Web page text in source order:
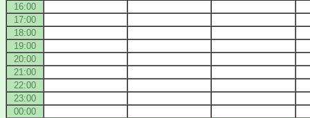
16:00
17:00
18:00
19:00
20:00
21:00
22:00
23:00
00:00